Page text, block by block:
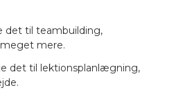
det til teambuilding,
mere.
det til lektionsplanlægning,